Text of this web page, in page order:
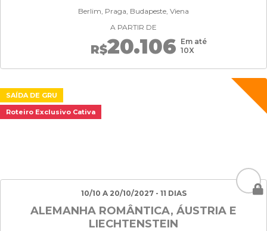
Berlim, Praga, Budapeste, Viena
A PARTIR DE
R$20.106 Em até
10X
SAÍDA DE GRU
Roteiro Exclusivo Cativa
10/10 A 20/10/2027 - 11 DIAS
ALEMANHA ROMÂNTICA, ÁUSTRIA E
LIECHTENSTEIN